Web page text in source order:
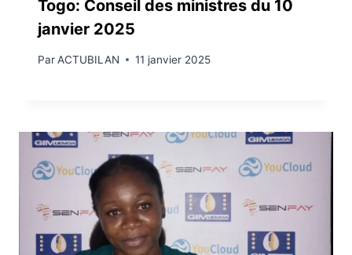
Togo: Conseil des ministres du 10
janvier 2025
ParACTUBILAN 11 janvier 2025